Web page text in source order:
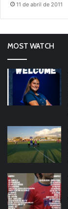
11 de abril de 2011
MOST WATCH